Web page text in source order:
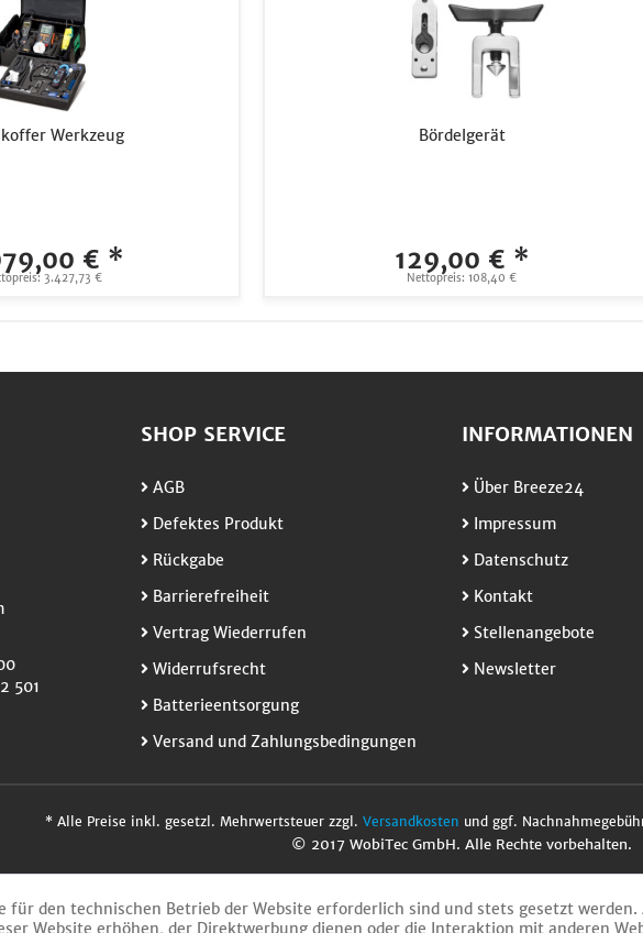
Werkzeug
€ *
3.427,73 €
Bördelgerät
129,00 € *
Nettopreis: 108,40 €
501
SHOP SERVICE
AGB
Defektes Produkt
Rückgabe
Barrierefreiheit
Vertrag Wiederrufen
Widerrufsrecht
Batterieentsorgung
Versand und Zahlungsbedingungen
INFORMATIONEN
Über Breeze24
Impressum
Datenschutz
Kontakt
Stellenangebote
Newsletter
* Alle Preise inkl. gesetzl. Mehrwertsteuer zzgl. Versandkosten und ggf.
© 2017 WobiTec GmbH. Alle Rechte vorbehalten.
für den technischen Betrieb der Website erforderlich sind und stets gesetzt werden.
Website erhöhen, der Direktwerbung dienen oder die Interaktion mit anderen